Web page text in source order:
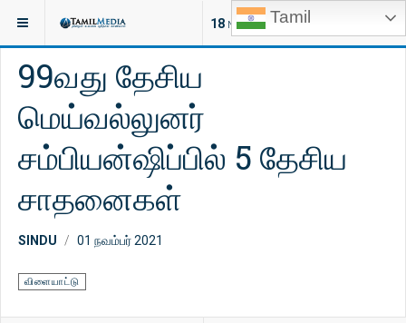
Tamil
18 NEW ARTICLES
இருக்குமிடம்: செய்திகள்
99வது தேசிய
மெய்வல்லுனர்
சம்பியன்ஷிப்பில் 5 தேசிய
சாதனைகள்
SINDU 01 நவம்பர் 2021
விளையாட்டு